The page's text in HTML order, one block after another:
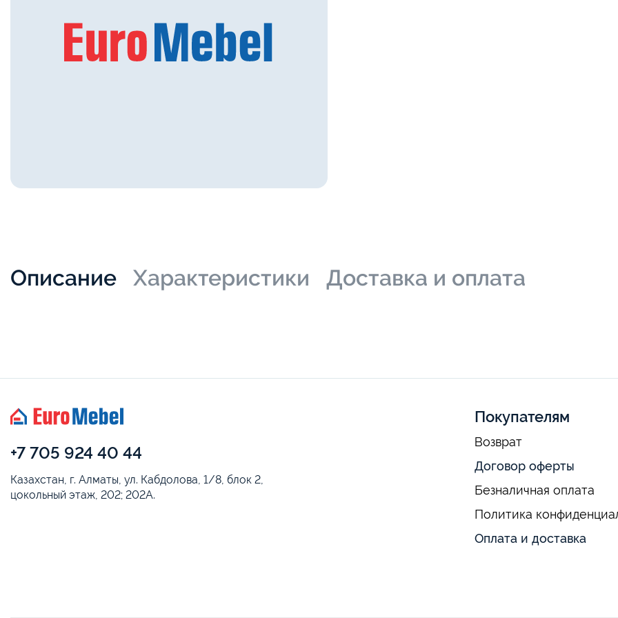
Описание Характеристики Доставка и оплата
+7 705 924 40 44
Казахстан, г. Алматы, ул. Кабдолова, 1/8, блок 2,
цокольный этаж, 202; 202А.
Покупателям
Возврат
Договор оферты
Безналичная оплата
Политика
Оплата и доставка